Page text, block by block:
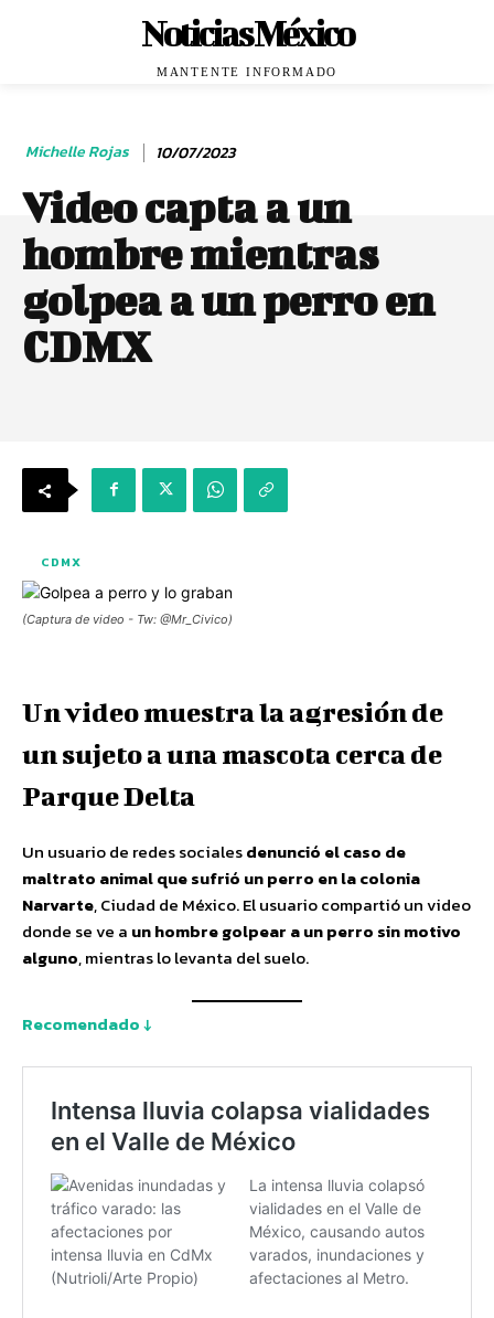
Noticias México
MANTENTE INFORMADO
Michelle Rojas 10/07/2023
Video capta a un
hombre mientras
golpea a un perro en
CDMX
CDMX
(Captura de video - Tw: @Mr_Civico)
Un video muestra la agresión de
un sujeto a una mascota cerca de
Parque Delta
Un usuario de redes socialesdenunció el caso de
maltrato animal que sufrió un perro en la colonia
Narvarte, Ciudad de México. El usuario compartió un video
donde se ve a un hombre golpear a un perro sin motivo
alguno, mientras lo levanta del suelo.
Recomendado ↓